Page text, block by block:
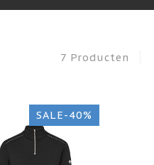
7 Producten
SALE-40%